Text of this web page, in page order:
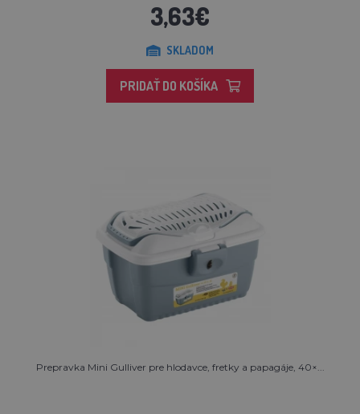
3,63€
SKLADOM
PRIDAŤ DO KOŠÍKA
Prepravka Mini Gulliver pre hlodavce, fretky a papagáje, 40×...